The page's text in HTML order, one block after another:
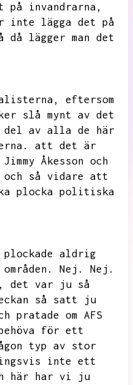
på invandrarna,
inte lägga det på
då lägger man det
eftersom
slå mynt av det
del av alla de här
att det är
Åkesson och
och så vidare att
plocka politiska
plockade aldrig
Nej.
Nej.
det var ju så
så satt ju
pratade om AFS
för ett
typ av stor
inte ett
här har vi ju